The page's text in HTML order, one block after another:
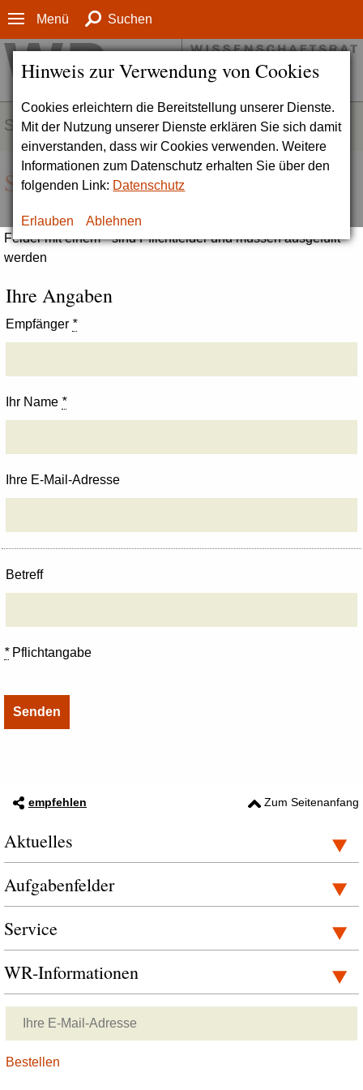
Hinweis zur Verwendung von Cookies
Cookies erleichtern die Bereitstellung unserer Dienste.
Mit der Nutzung unserer Dienste erklären Sie sich damit
einverstanden, dass wir Cookies verwenden. Weitere
Informationen zum Datenschutz erhalten Sie über den
folgenden Link: Datenschutz
Erlauben Ablehnen
Menü Suchen
SERVICE
Seite empfehlen
Felder mit einem * sind Pflichtfelder und müssen ausgefüllt
werden
Ihre Angaben
Empfänger *
Ihr Name *
Ihre E-Mail-Adresse
Betreff
*Pflichtangabe
empfehlen Zum Seitenanfang
Aktuelles
Aufgabenfelder
Service
WR-Informationen